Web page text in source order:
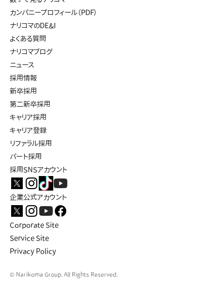
カンパニープロフィール（PDF）
ナリコマのDE&I
よくある質問
ナリコマブログ
ニュース
採用情報
新卒採用
第二新卒採用
キャリア採用
キャリア登録
リファラル採用
パート採用
採用SNSアカウント
企業公式アカウント
Corporate Site
Service Site
Privacy Policy
© Narikoma Group. All Rights Reserved.